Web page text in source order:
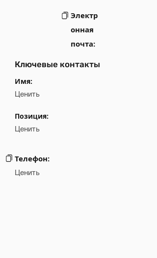
Электр
онная
почта:
Ключевые контакты
Имя:
Ценить
Позиция:
Ценить
Телефон:
Ценить